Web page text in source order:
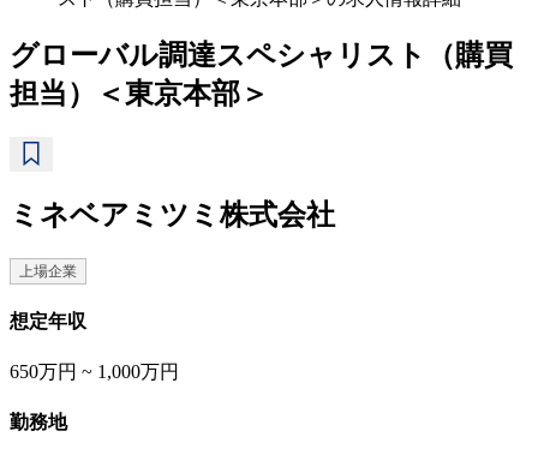
グローバル調達スペシャリスト（購買
担当）＜東京本部＞
ミネベアミツミ株式会社
上場企業
想定年収
650万円 ~ 1,000万円
勤務地